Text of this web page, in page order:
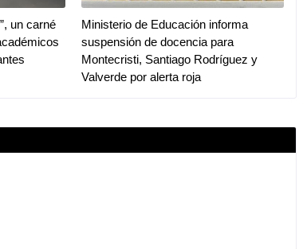
un carné
Ministerio de Educación informa
suspensión de docencia para
Montecristi, Santiago Rodríguez y
Valverde por alerta roja